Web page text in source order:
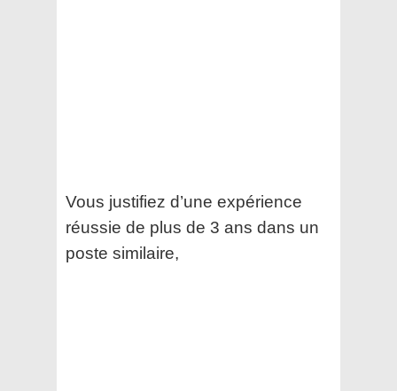
Vous justifiez d’une expérience
réussie de plus de 3 ans dans un
poste similaire,